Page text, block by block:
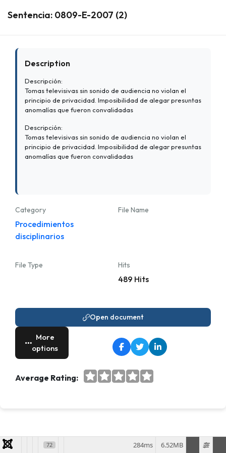
Sentencia: 0809-E-2007 (2)
Description
Descripción:
Tomas televisivas sin sonido de audiencia no violan el
principio de privacidad. Imposibilidad de alegar presuntas
anomalías que fueron convalidadas
Descripción:
Tomas televisivas sin sonido de audiencia no violan el
principio de privacidad. Imposibilidad de alegar presuntas
anomalías que fueron convalidadas
Category
Procedimientos
disciplinarios
File Name
File Type Hits
489 Hits
Open document
More
options
Average Rating:
72 6.52MB
284ms